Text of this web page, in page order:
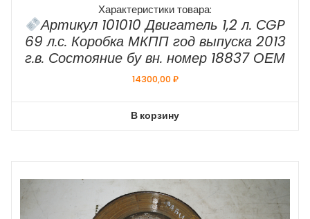
Характеристики товара:
Артикул 101010 Двигатель 1,2 л. СGP
69 л.с. Коробка МКПП год выпуска 2013
г.в. Состояние бу вн. номер 18837 ОЕМ
14300,00₽
В корзину